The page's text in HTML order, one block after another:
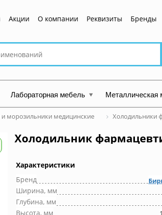
Акции О компании Реквизиты Бренды
Лабораторная мебель Металлическая
морозильники медицинские
Холодильники
Холодильник
Характеристики
Бренд
Ширина, мм
Глубина, мм
Высота, мм